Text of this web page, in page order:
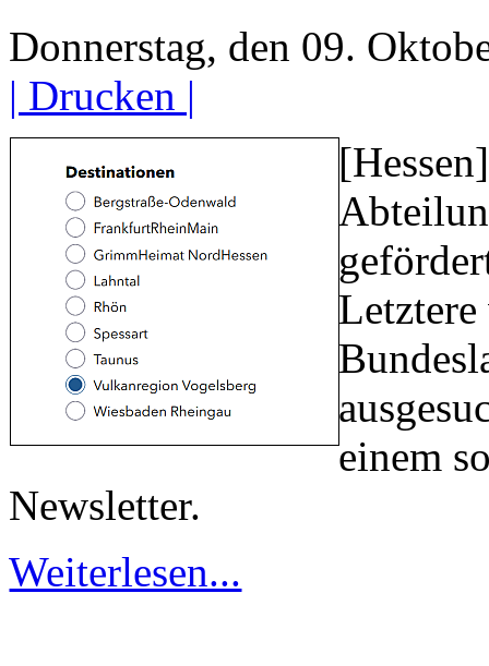
Donnerstag, den 09.
| Drucken |
einem
Newsletter.
Weiterlesen...